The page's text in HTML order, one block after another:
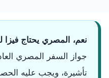
نعم، المصري يحتاج فيزا
جواز السفر المصري
تأشيرة، ويجب عليه